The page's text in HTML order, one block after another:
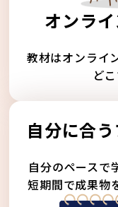
オンラ
教材はオンライ
ど
自分に合
自分のペースで
短期間で成果物